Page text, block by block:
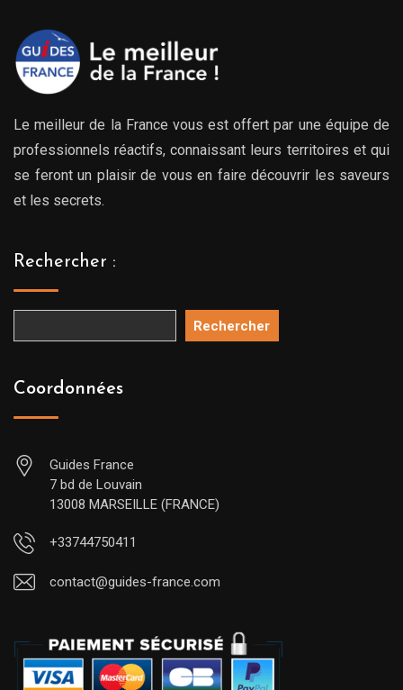
Le meilleur de la France vous est offert par une équipe de
professionnels réactifs, connaissant leurs territoires et qui
se feront un plaisir de vous en faire découvrir les saveurs
et les secrets.
Rechercher :
Rechercher
Coordonnées
Guides France
7 bd de Louvain
13008 MARSEILLE (FRANCE)
+33744750411
contact@guides-france.com